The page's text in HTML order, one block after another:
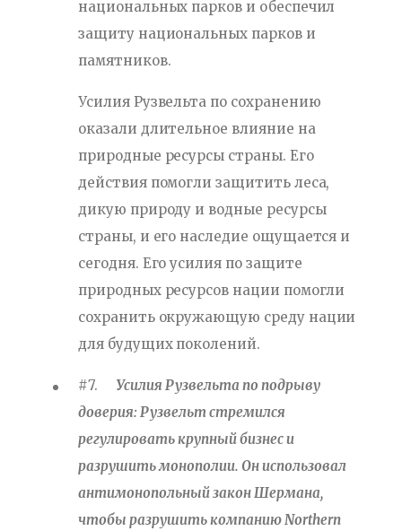
национальных парков и обеспечил
защиту национальных парков и
памятников.
Усилия Рузвельта по сохранению
оказали длительное влияние на
природные ресурсы страны. Его
действия помогли защитить леса,
дикую природу и водные ресурсы
страны, и его наследие ощущается и
сегодня. Его усилия по защите
природных ресурсов нации помогли
сохранить окружающую среду нации
для будущих поколений.
#7. Усилия Рузвельта по подрыву
доверия: Рузвельт стремился
регулировать крупный бизнес и
разрушить монополии. Он использовал
антимонопольный закон Шермана,
чтобы разрушить компанию Northern